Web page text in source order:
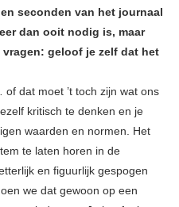
seconden van het journaal
dan ooit nodig is, maar
geloof je zelf dat het
dat moet ’t toch zijn wat ons
kritisch te denken en je
waarden en normen. Het
te laten horen in de
en figuurlijk gespogen
we dat gewoon op een